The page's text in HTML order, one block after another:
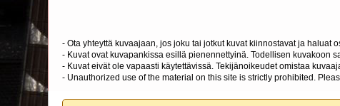
- Ota yhteyttä kuvaajaan, jos joku tai jotkut kuvat kiinnostavat ja
- Kuvat ovat kuvapankissa esillä pienennettyinä. Todellisen kuvakoon
- Kuvat eivät ole vapaasti käytettävissä. Tekijänoikeudet omistaa
- Unauthorized use of the material on this site is strictly prohibited.